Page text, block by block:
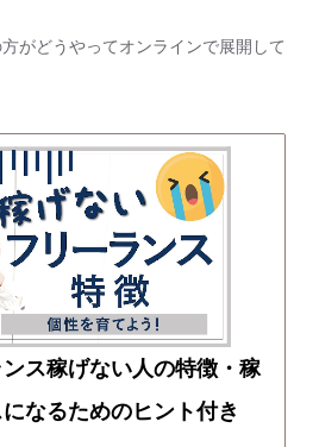
がどうやってオンラインで展開して
ンス稼げない人の特徴・稼
なるためのヒント付き